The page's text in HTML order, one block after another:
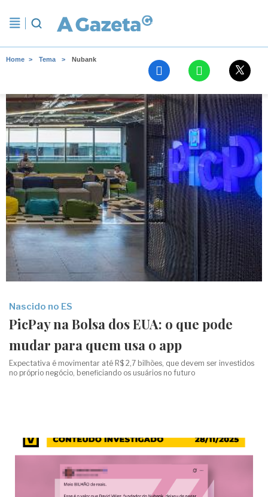
Home Tema Nubank
Nascido no ES
PicPay na Bolsa dos EUA: o que pode
mudar para quem usa o app
Expectativa é movimentar até R$ 2,7 bilhões, que devem ser investidos
no próprio negócio, beneficiando os usuários no futuro